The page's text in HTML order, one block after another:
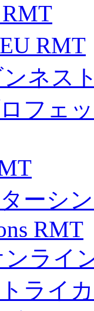
RMT
ネス
フェ
ーシ
RMT
ンライ
ライ